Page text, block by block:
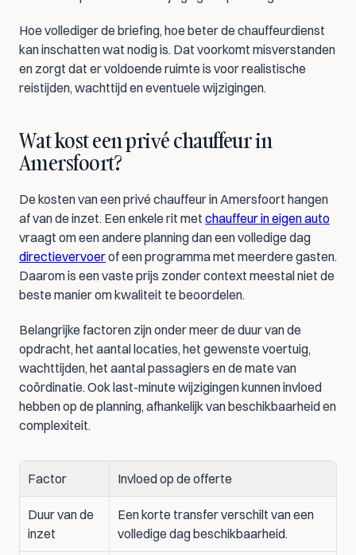
Hoe vollediger de briefing, hoe beter de chauffeurdienst
kan inschatten wat nodig is. Dat voorkomt misverstanden
en zorgt dat er voldoende ruimte is voor realistische
reistijden, wachttijd en eventuele wijzigingen.
Wat kost een privé chauffeur in
Amersfoort?
De kosten van een privé chauffeur in Amersfoort hangen
af van de inzet. Een enkele rit met chauffeur in eigen auto
directievervoer of een programma met meerdere gasten.
Daarom is een vaste prijs zonder context meestal niet de
beste manier om kwaliteit te beoordelen.
Belangrijke factoren zijn onder meer de duur van de
opdracht, het aantal locaties, het gewenste voertuig,
wachttijden, het aantal passagiers en de mate van
coördinatie. Ook last-minute wijzigingen kunnen invloed
hebben op de planning, afhankelijk van beschikbaarheid en
complexiteit.
Factor Invloed op de offerte
Duur van de
inzet
Een korte transfer verschilt van een
volledige dag beschikbaarheid.